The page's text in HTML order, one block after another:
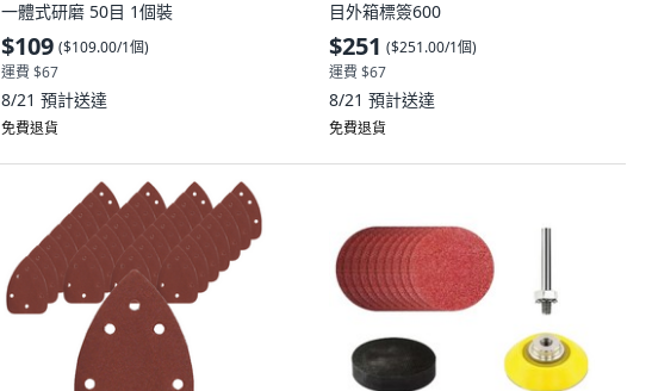
一體式研磨 50目 1個裝
$109 ($109.00/1個)
運費 $67
8/21 預計送達
免費退貨
目外箱標簽600
$251 ($251.00/1個)
運費 $67
8/21 預計送達
免費退貨